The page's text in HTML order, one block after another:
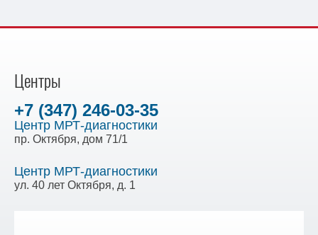
Центры
+7 (347) 246-03-35
Центр МРТ-диагностики
пр. Октября, дом 71/1
Центр МРТ-диагностики
ул. 40 лет Октября, д. 1